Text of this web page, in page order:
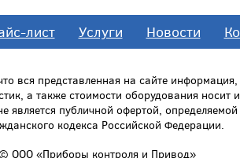
лист Услуги Новости
вся представленная на сайте
а также стоимости оборудования
является публичной офертой,
кодекса Российской Федерации.
ООО «Приборы контроля и Привод»